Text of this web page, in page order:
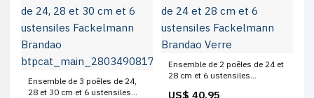
Ensemble de 3 poêles de 24,
28 et 30 cm et 6 ustensiles
Ensemble de 2 poêles de 24 et
28 cm et 6 ustensiles
US$ 40.95